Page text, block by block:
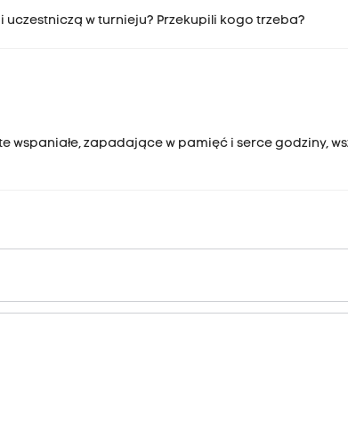
w turnieju? Przekupili kogo trzeba?
wspaniałe, zapadające w pamięć i serce godziny,